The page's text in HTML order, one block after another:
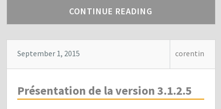
CONTINUE READING
September 1, 2015 corentin
Présentation de la version 3.1.2.5